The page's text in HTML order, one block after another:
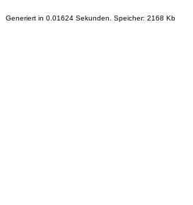
Generiert in 0.01624 Sekunden. Speicher: 2168 Kb